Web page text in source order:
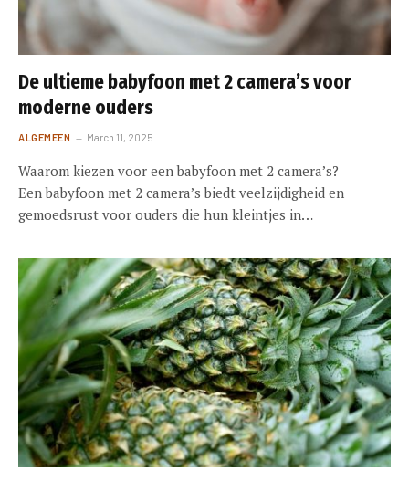
De ultieme babyfoon met 2 camera’s voor
moderne ouders
ALGEMEEN March 11, 2025
Waarom kiezen voor een babyfoon met 2 camera’s?
Een babyfoon met 2 camera’s biedt veelzijdigheid en
gemoedsrust voor ouders die hun kleintjes in…